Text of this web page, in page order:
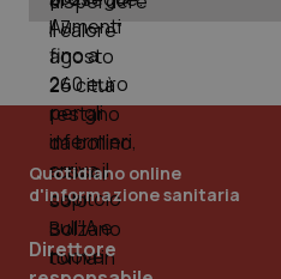
Tumore ovarico
Tumori del Polmone
Tumori
Ulcera & Reflusso
Vaccini
Quotidiano online
d'informazione sanitaria
Direttore
tracking-sites-ironfish-
tracking-enable